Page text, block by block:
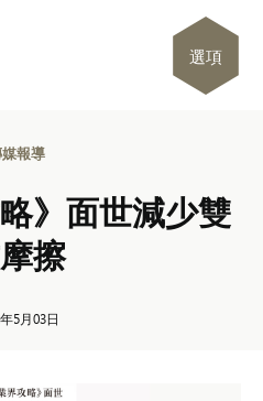
選項
報導
》面世減少雙
擦
5月03日